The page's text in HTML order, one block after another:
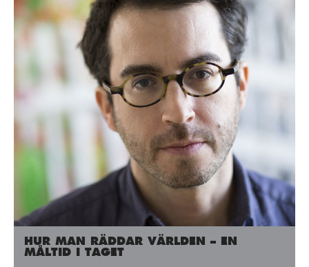
HUR MAN RÄDDAR VÄRLDEN – EN
MÅLTID I TAGET